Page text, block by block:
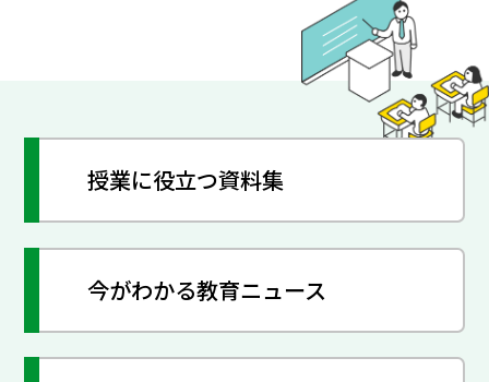
授業に役立つ資料集
今がわかる教育ニュース